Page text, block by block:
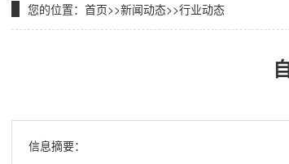
您的位置： 首页>>新闻动态>>行业动态
信息摘要：